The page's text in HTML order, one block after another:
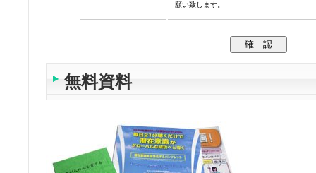
願い致します。
無料資料